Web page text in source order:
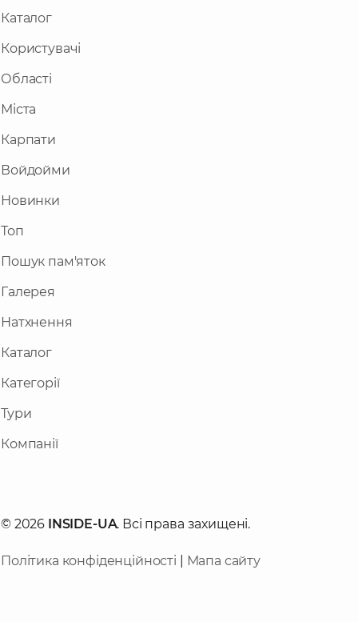
Каталог
Користувачі
Області
Міста
Карпати
Войдойми
Новинки
Топ
Пошук пам'яток
Галерея
Натхнення
Каталог
Категорії
Тури
Компанії
© 2026 INSIDE-UA. Всі права захищені.
Політика конфіденційності Мапа сайту